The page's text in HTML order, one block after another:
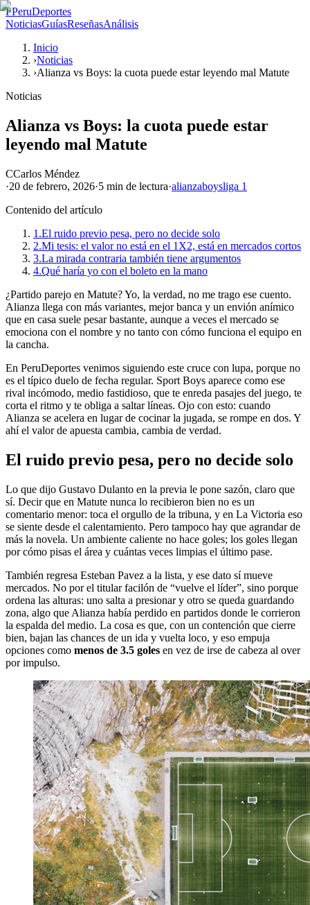
PPeruDeportes
NoticiasGuíasReseñasAnálisis
Inicio
›Noticias
›Alianza vs Boys: la cuota puede estar leyendo mal Matute
Noticias
Alianza vs Boys: la cuota puede estar
leyendo mal Matute
CCarlos Méndez
·20 de febrero, 2026·5 min de lectura·alianzaboysliga 1
Contenido del artículo
1.El ruido previo pesa, pero no decide solo
2.Mi tesis: el valor no está en el 1X2, está en mercados cortos
3.La mirada contraria también tiene argumentos
4.Qué haría yo con el boleto en la mano
¿Partido parejo en Matute? Yo, la verdad, no me trago ese cuento.
Alianza llega con más variantes, mejor banca y un envión anímico
que en casa suele pesar bastante, aunque a veces el mercado se
emociona con el nombre y no tanto con cómo funciona el equipo en
la cancha.
En PeruDeportes venimos siguiendo este cruce con lupa, porque no
es el típico duelo de fecha regular. Sport Boys aparece como ese
rival incómodo, medio fastidioso, que te enreda pasajes del juego, te
corta el ritmo y te obliga a saltar líneas. Ojo con esto: cuando
Alianza se acelera en lugar de cocinar la jugada, se rompe en dos. Y
ahí el valor de apuesta cambia, cambia de verdad.
El ruido previo pesa, pero no decide solo
Lo que dijo Gustavo Dulanto en la previa le pone sazón, claro que
sí. Decir que en Matute nunca lo recibieron bien no es un
comentario menor: toca el orgullo de la tribuna, y en La Victoria eso
se siente desde el calentamiento. Pero tampoco hay que agrandar de
más la novela. Un ambiente caliente no hace goles; los goles llegan
por cómo pisas el área y cuántas veces limpias el último pase.
También regresa Esteban Pavez a la lista, y ese dato sí mueve
mercados. No por el titular facilón de “vuelve el líder”, sino porque
ordena las alturas: uno salta a presionar y otro se queda guardando
zona, algo que Alianza había perdido en partidos donde le corrieron
la espalda del medio. La cosa es que, con un contención que cierre
bien, bajan las chances de un ida y vuelta loco, y eso empuja
opciones como menos de 3.5 goles en vez de irse de cabeza al over
por impulso.